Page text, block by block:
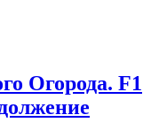
Огорода. F1